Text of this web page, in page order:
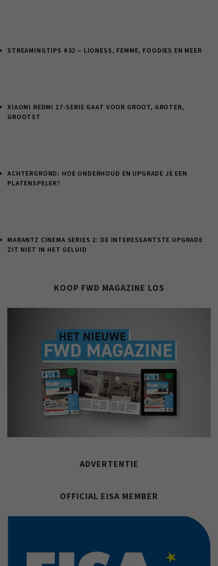
STREAMINGTIPS #32 – LIONESS, FEMME, FOODIES EN MEER
XIAOMI REDMI 17-SERIE GAAT VOOR GROOT, GROTER,
GROOTST
ACHTERGROND: HOE ONDERHOUD EN UPGRADE JE EEN
PLATENSPELER?
MARANTZ CINEMA SERIES 2: DE INTERESSANTSTE UPGRADE
ZIT NIET IN HET GELUID
KOOP FWD MAGAZINE LOS
ADVERTENTIE
OFFICIAL EISA MEMBER